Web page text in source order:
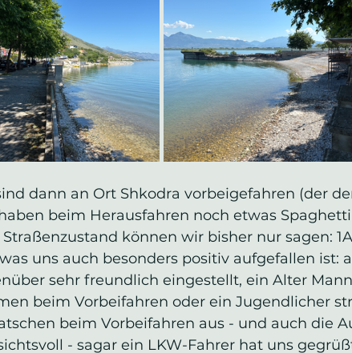
dann an Ort Shkodra vorbeigefahren (der
beim Herausfahren noch etwas
können wir bisher nur sagen:
uns auch besonders positiv aufgefallen ist:
sehr freundlich eingestellt, ein Alter
beim Vorbeifahren oder ein Jugendlicher
beim Vorbeifahren aus - und auch die
- sagar ein LKW-Fahrer hat uns